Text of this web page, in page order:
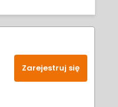
Zarejestruj się